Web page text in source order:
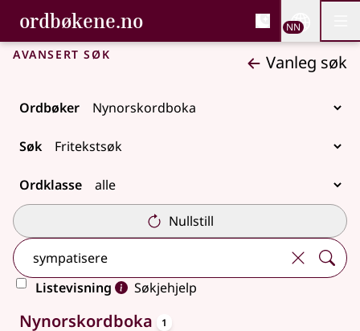
Gå til hovudinnhald
Tilgjenge
ordbøkene.no, Bokmålsordboka og
Bokmålsordboka og Nynorskordboka
NN
Avansert søk Vanleg søk
Ordbøker
Søk
Ordklasse
Nullstill
Listevisning
Søkjehjelp
Eitt treff
Nynorskordboka 1